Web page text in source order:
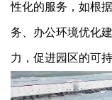
性化的服务，如根
务、办公环境优化
力，促进园区的可持